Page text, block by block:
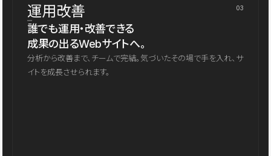
運用改善 03
誰でも運用・改善できる
成果の出るWebサイトへ。
分析から改善まで、チームで完結。気づいたその場で手を入れ、サ
イトを成長させられます。